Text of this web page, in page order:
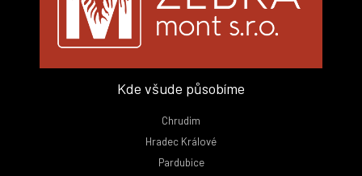
Kde všude působíme
Chrudim
Hradec Králové
Pardubice